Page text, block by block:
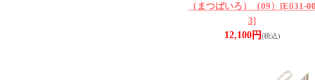
（まつばいろ）（09） [E031-
3]
12,100円(税込)